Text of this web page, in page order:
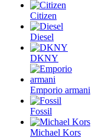
Citizen
Diesel
DKNY
Emporio armani
Fossil
Michael Kors